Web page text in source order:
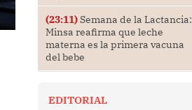
(23:11)Semana de la Lactancia:
Minsa reafirma que leche
materna es la primera vacuna
del bebe
EDITORIAL